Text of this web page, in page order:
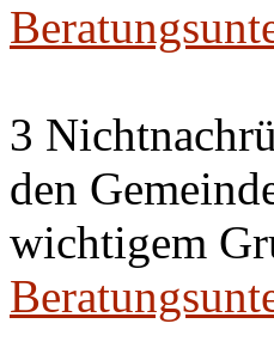
3
den
wichtigem